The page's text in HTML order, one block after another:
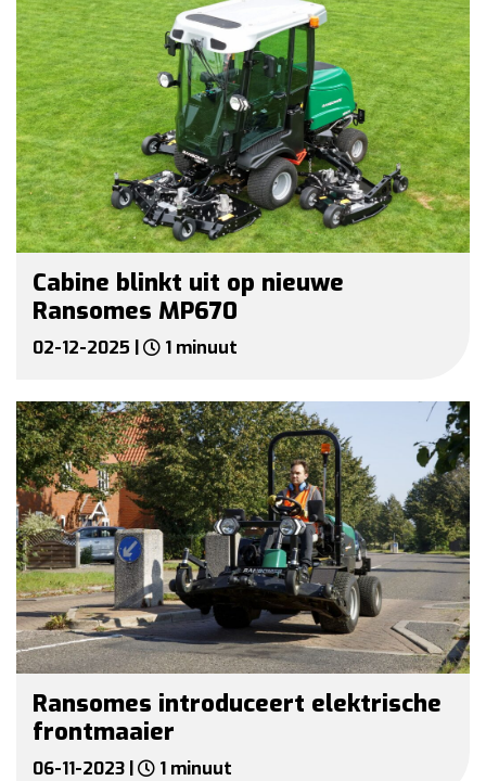
Cabine blinkt uit op nieuwe
Ransomes MP670
02-12-2025 | 1 minuut
Ransomes introduceert elektrische
frontmaaier
06-11-2023 | 1 minuut